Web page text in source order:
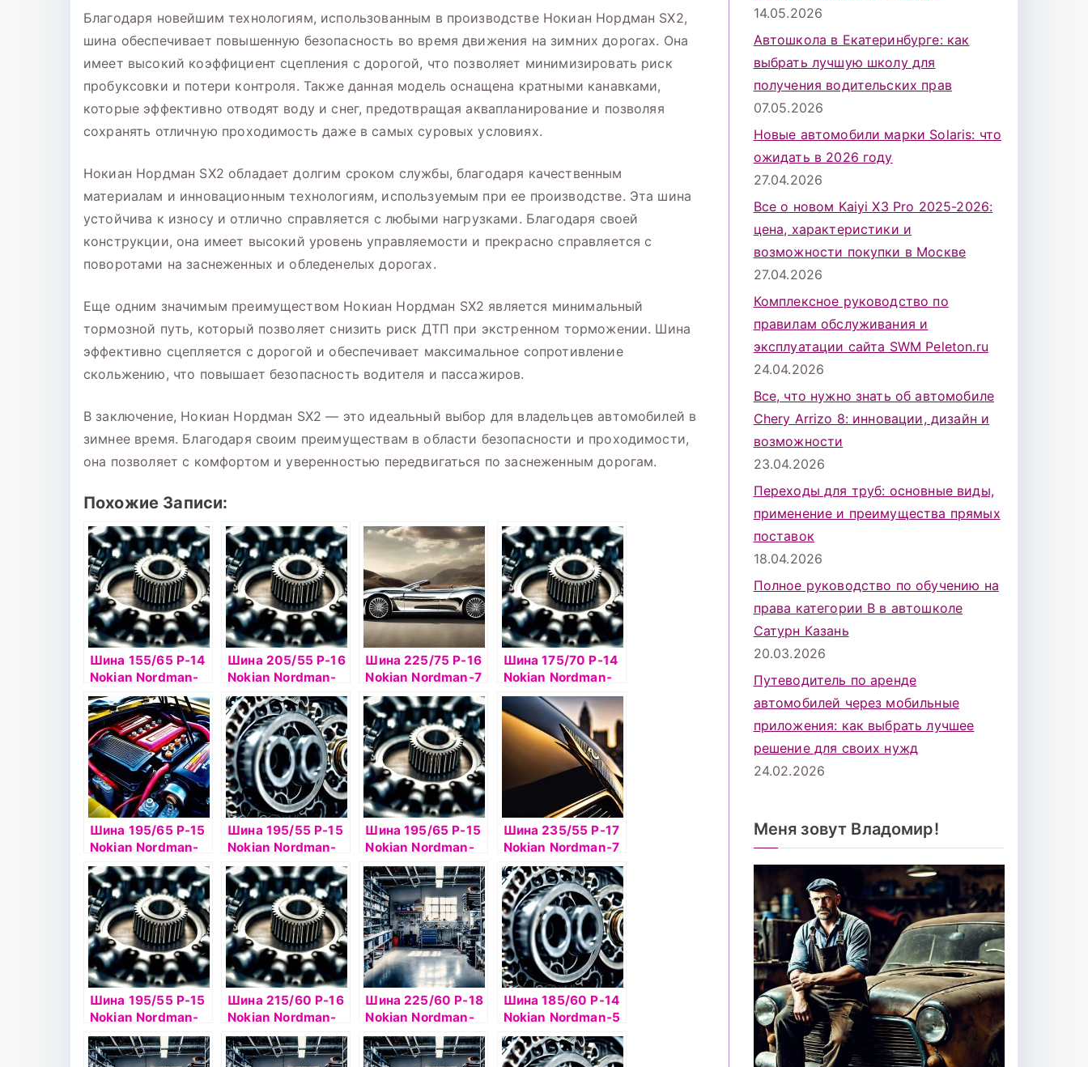
Благодаря новейшим технологиям, использованным в производстве Нокиан Нордман SX2,
шина обеспечивает повышенную безопасность во время движения на зимних дорогах. Она
имеет высокий коэффициент сцепления с дорогой, что позволяет минимизировать риск
пробуксовки и потери контроля. Также данная модель оснащена кратными канавками,
которые эффективно отводят воду и снег, предотвращая аквапланирование и позволяя
сохранять отличную проходимость даже в самых суровых условиях.
Нокиан Нордман SX2 обладает долгим сроком службы, благодаря качественным
материалам и инновационным технологиям, используемым при ее производстве. Эта шина
устойчива к износу и отлично справляется с любыми нагрузками. Благодаря своей
конструкции, она имеет высокий уровень управляемости и прекрасно справляется с
поворотами на заснеженных и обледенелых дорогах.
Еще одним значимым преимуществом Нокиан Нордман SX2 является минимальный
тормозной путь, который позволяет снизить риск ДТП при экстренном торможении. Шина
эффективно сцепляется с дорогой и обеспечивает максимальное сопротивление
скольжению, что повышает безопасность водителя и пассажиров.
В заключение, Нокиан Нордман SX2 — это идеальный выбор для владельцев автомобилей в
зимнее время. Благодаря своим преимуществам в области безопасности и проходимости,
она позволяет с комфортом и уверенностью передвигаться по заснеженным дорогам.
Похожие Записи:
Шина 155/65 Р-14
Nokian Nordman-
RS2 75R б/к
Шина 205/55 Р-16
Nokian Nordman-
SZ 94W б/к
Шина 225/75 Р-16
Nokian Nordman-7
SUV 108T б/к ш
Шина 175/70 Р-14
Nokian Nordman-
SX2 84T б/к
Шина 195/65 Р-15
Nokian Nordman-
RS2 95R б/к
Шина 195/55 Р-15
Nokian Nordman-
SX2 89Н б/к
Шина 195/65 Р-15
Nokian Nordman-
SX2 91H б/к
Шина 235/55 Р-17
Nokian Nordman-7
103T б/к шип
Шина 195/55 Р-15
Nokian Nordman-
SX 98H б/к
Шина 215/60 Р-16
Nokian Nordman-
SX2 99H б/к
Шина 225/60 Р-18
Nokian Nordman-
RS2 SUV 104 R
Шина 185/60 Р-14
Nokian Nordman-5
82T б/к шип
14.05.2026
Автошкола в Екатеринбурге: как
выбрать лучшую школу для
получения водительских прав
07.05.2026
Новые автомобили марки Solaris: что
ожидать в 2026 году
27.04.2026
Все о новом Kaiyi X3 Pro 2025-2026:
цена, характеристики и
возможности покупки в Москве
27.04.2026
Комплексное руководство по
правилам обслуживания и
эксплуатации сайта SWM Peleton.ru
24.04.2026
Все, что нужно знать об автомобиле
Chery Arrizo 8: инновации, дизайн и
возможности
23.04.2026
Переходы для труб: основные виды,
применение и преимущества прямых
поставок
18.04.2026
Полное руководство по обучению на
права категории B в автошколе
Сатурн Казань
20.03.2026
Путеводитель по аренде
автомобилей через мобильные
приложения: как выбрать лучшее
решение для своих нужд
24.02.2026
Меня зовут Владомир!